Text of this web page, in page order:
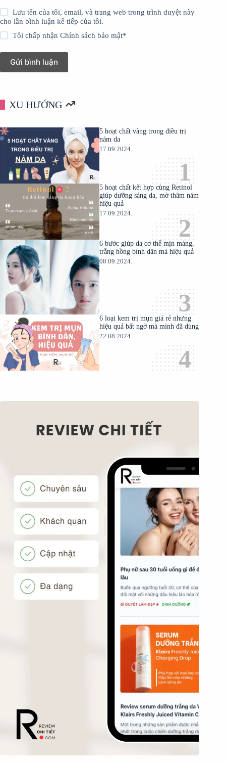
Lưu tên của tôi, email, và trang web trong trình duyệt này
cho lần bình luận kế tiếp của tôi.
Tôi chấp nhậnChính sách bảo mật*
Gửi bình luận
XU HƯỚNG
5 hoạt chất vàng trong điều trị
nám da
17.09.2024.
5 hoạt chất kết hợp cùng Retinol
giúp dưỡng sáng da, mờ thâm nám
hiệu quả
17.09.2024.
6 bước giúp da cơ thể mịn màng,
trắng hồng bình dân mà hiệu quả
08.09.2024.
6 loại kem trị mụn giá rẻ nhưng
hiệu quả bất ngờ mà mình đã dùng
22.08.2024.